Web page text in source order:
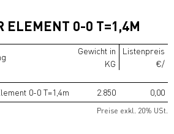
ELEMENT 0-0 T=1,4M
Gewicht in
KG
Listenpreis
€/
0-0 T=1,4m 2.850 0,00
Preise exkl. 20% USt.